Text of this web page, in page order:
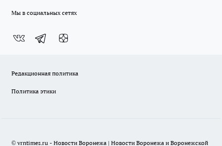
Мы в социальных сетях
Редакционная политика
Политика этики
© vrntimes.ru - Новости Воронежа | Новости Воронежа и Воронежской